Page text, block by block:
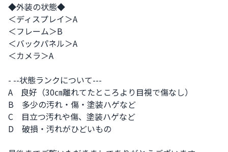
◆外装の状態◆
＜ディスプレイ＞A
＜フレーム＞B
＜バックパネル＞A
＜カメラ＞A
- --状態ランクについて---
A　良好（30㎝離れてたところより目視で傷なし）
B　多少の汚れ・傷・塗装ハゲなど
C　目立つ汚れや傷、塗装ハゲなど
D　破損・汚れがひどいもの